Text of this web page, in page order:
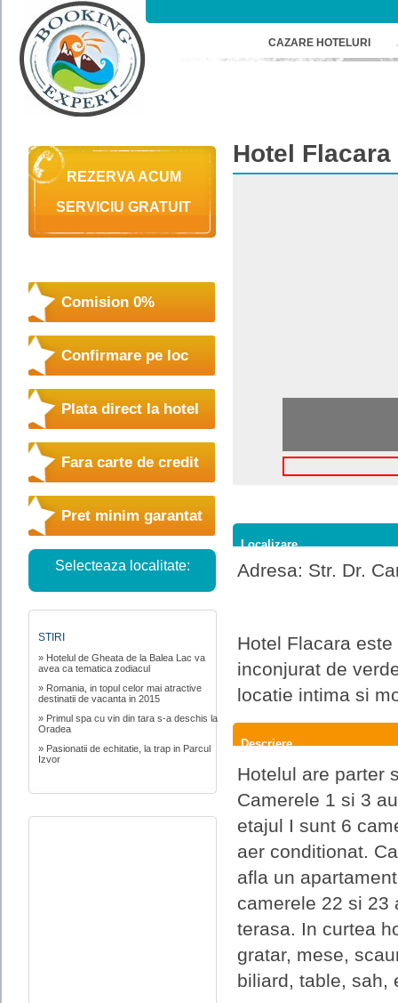
CAZARE HOTELURI
REZERVA ACUM
SERVICIU GRATUIT
Comision 0%
Confirmare pe loc
Plata direct la hotel
Fara carte de credit
Pret minim garantat
Selecteaza localitate:
STIRI
» Hotelul de Gheata de la Balea Lac va
avea ca tematica zodiacul
» Romania, in topul celor mai atractive
destinatii de vacanta in 2015
» Primul spa cu vin din tara s-a deschis la
Oradea
» Pasionatii de echitatie, la trap in Parcul
Izvor
Hotel
Localizare
Adresa: Str. Dr.
Hotel Flacara
inconjurat de
locatie intima si
Descriere
Hotelul are parter
Camerele 1 si 3
etajul I sunt 6
aer conditionat.
afla un
camerele 22 si 23
terasa. In curtea
gratar, mese,
biliard, table, sah,